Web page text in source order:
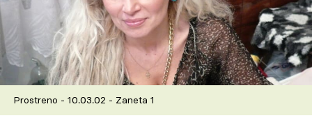
Články
TV Program
Škola vaření
Prostreno - 10.03.02 - Zaneta 1